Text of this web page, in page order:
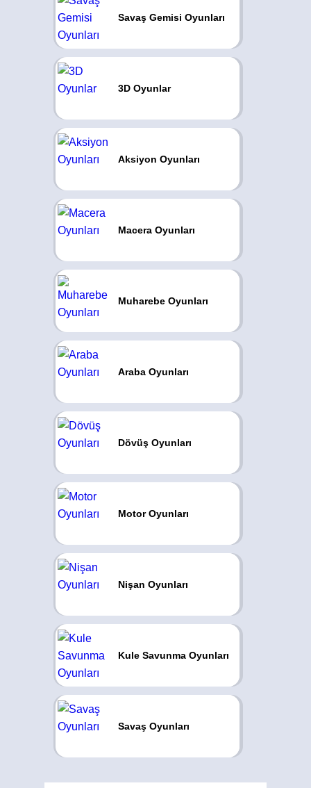
Savaş Gemisi Oyunları
3D Oyunlar
Aksiyon Oyunları
Macera Oyunları
Muharebe Oyunları
Araba Oyunları
Dövüş Oyunları
Motor Oyunları
Nişan Oyunları
Kule Savunma Oyunları
Savaş Oyunları